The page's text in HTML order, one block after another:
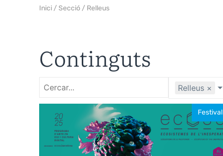
Inici / Secció / Relleus
Continguts
Relleus ×
Festival